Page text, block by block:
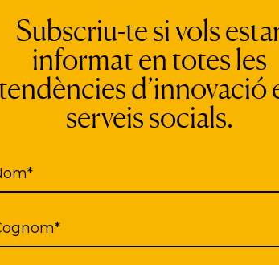
Subscriu-te si vols
informat en totes les
d’innovació
serveis socials.
social d’Igualada que
especials dificul­tats, risc
itineraris per a la
terapèutica, acolliment
i voluntariat.
en la Persona al Self-directed
Auto-dirigit (Self-directed
de donar suport i
als Serveis Socials bàsics
, a fi que
i el control sobre com